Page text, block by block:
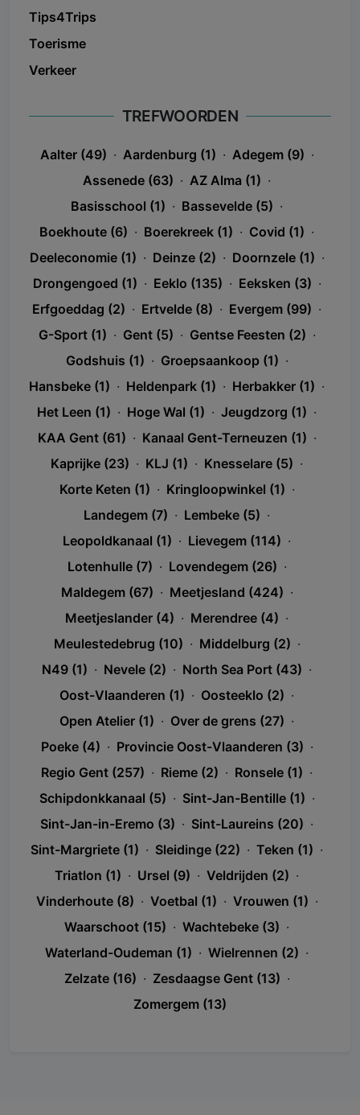
Tips4Trips
Toerisme
Verkeer
TREFWOORDEN
Aalter (49) · Aardenburg (1) · Adegem (9) ·
Assenede (63) · AZ Alma (1) ·
Basisschool (1) · Bassevelde (5) ·
Boekhoute (6) · Boerekreek (1) · Covid (1) ·
Deeleconomie (1) · Deinze (2) · Doornzele (1) ·
Drongengoed (1) · Eeklo (135) · Eeksken (3) ·
Erfgoeddag (2) · Ertvelde (8) · Evergem (99) ·
G-Sport (1) · Gent (5) · Gentse Feesten (2) ·
Godshuis (1) · Groepsaankoop (1) ·
Hansbeke (1) · Heldenpark (1) · Herbakker (1) ·
Het Leen (1) · Hoge Wal (1) · Jeugdzorg (1) ·
KAA Gent (61) · Kanaal Gent-Terneuzen (1) ·
Kaprijke (23) · KLJ (1) · Knesselare (5) ·
Korte Keten (1) · Kringloopwinkel (1) ·
Landegem (7) · Lembeke (5) ·
Leopoldkanaal (1) · Lievegem (114) ·
Lotenhulle (7) · Lovendegem (26) ·
Maldegem (67) · Meetjesland (424) ·
Meetjeslander (4) · Merendree (4) ·
Meulestedebrug (10) · Middelburg (2) ·
N49 (1) · Nevele (2) · North Sea Port (43) ·
Oost-Vlaanderen (1) · Oosteeklo (2) ·
Open Atelier (1) · Over de grens (27) ·
Poeke (4) · Provincie Oost-Vlaanderen (3) ·
Regio Gent (257) · Rieme (2) · Ronsele (1) ·
Schipdonkkanaal (5) · Sint-Jan-Bentille (1) ·
Sint-Jan-in-Eremo (3) · Sint-Laureins (20) ·
Sint-Margriete (1) · Sleidinge (22) · Teken (1) ·
Triatlon (1) · Ursel (9) · Veldrijden (2) ·
Vinderhoute (8) · Voetbal (1) · Vrouwen (1) ·
Waarschoot (15) · Wachtebeke (3) ·
Waterland-Oudeman (1) · Wielrennen (2) ·
Zelzate (16) · Zesdaagse Gent (13) ·
Zomergem (13)